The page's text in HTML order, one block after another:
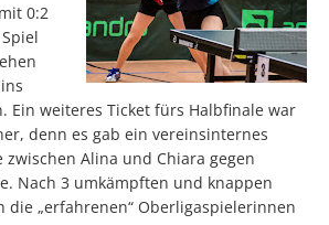
0:2
Ein weiteres Ticket fürs Halbfinale war
denn es gab ein vereinsinternes
zwischen Alina und Chiara gegen
Nach 3 umkämpften und knappen
die „erfahrenen“ Oberligaspielerinnen